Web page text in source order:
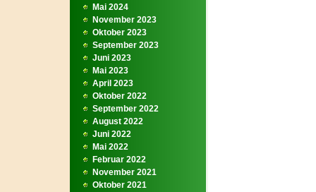
Mai 2024
November 2023
Oktober 2023
September 2023
Juni 2023
Mai 2023
April 2023
Oktober 2022
September 2022
August 2022
Juni 2022
Mai 2022
Februar 2022
November 2021
Oktober 2021